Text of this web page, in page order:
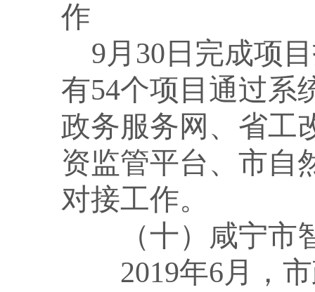
作
9月30日完成项
有54个项目通过系
政务服务网、省工
资监管平台、市自
对接工作。
（十）咸宁市
2019年6月，